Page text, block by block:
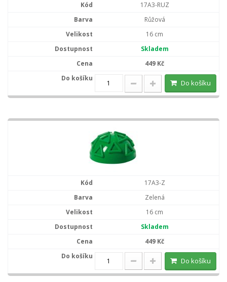
17A3-RUZ
Růžová
16 cm
Skladem
449 Kč
Do košíku
17A3-Z
Zelená
16 cm
Skladem
449 Kč
Do košíku